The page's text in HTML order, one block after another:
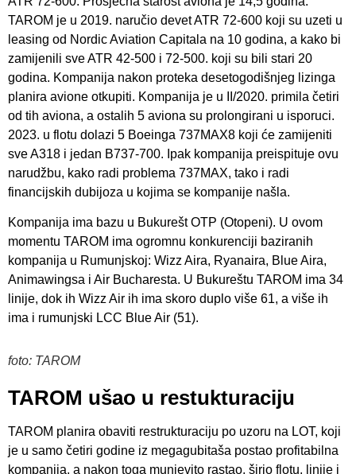
TAROM je u 2019. naručio devet ATR 72-600 koji su uzeti u
leasing od Nordic Aviation Capitala na 10 godina, a kako bi
zamijenili sve ATR 42-500 i 72-500. koji su bili stari 20
godina. Kompanija nakon proteka desetogodišnjeg lizinga
planira avione otkupiti. Kompanija je u II/2020. primila četiri
od tih aviona, a ostalih 5 aviona su prolongirani u isporuci.
2023. u flotu dolazi 5 Boeinga 737MAX8 koji će zamijeniti
sve A318 i jedan B737-700. Ipak kompanija preispituje ovu
narudžbu, kako radi problema 737MAX, tako i radi
financijskih dubijoza u kojima se kompanije našla.
Kompanija ima bazu u Bukurešt OTP (Otopeni). U ovom
momentu TAROM ima ogromnu konkurenciji baziranih
kompanija u Rumunjskoj: Wizz Aira, Ryanaira, Blue Aira,
Animawingsa i Air Bucharesta. U Bukureštu TAROM ima 34
linije, dok ih Wizz Air ih ima skoro duplo više 61, a više ih
ima i rumunjski LCC Blue Air (51).
foto: TAROM
TAROM ušao u restukturaciju
TAROM planira obaviti restrukturaciju po uzoru na LOT, koji
je u samo četiri godine iz megagubitaša postao profitabilna
kompanija, a nakon toga munjevito rastao, širio flotu, linije i